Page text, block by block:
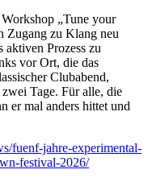
„Tune your
Zugang zu Klang neu
aktiven Prozess zu
vor Ort, die das
Clubabend,
Tage. Für alle, die
er mal anders hittet und
fuenf-jahre-experimental-
festival-2026/